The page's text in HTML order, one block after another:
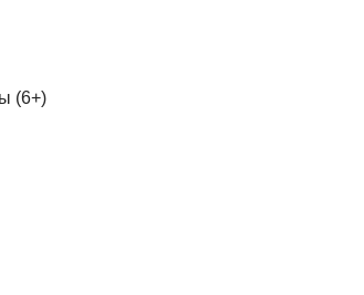
(6+)